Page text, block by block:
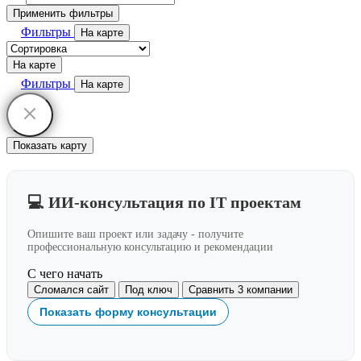
Применить фильтры
Фильтры На карте
На карте
Фильтры На карте
Показать карту
💻 ИИ-консультация по IT проектам
Опишите ваш проект или задачу - получите
профессиональную консультацию и рекомендации
С чего начать
Сломался сайт Под ключ Сравнить 3 компании
Показать форму консультации